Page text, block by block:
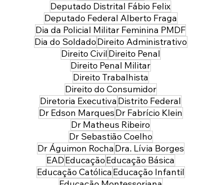
Deputado Distrital Fábio Felix
Deputado Federal Alberto Fraga
Dia da Policial Militar Feminina PMDF
Dia do SoldadoDireito Administrativo
Direito CivilDireito Penal
Direito Penal Militar
Direito Trabalhista
Direito do Consumidor
Diretoria ExecutivaDistrito Federal
Dr Edson MarquesDr Fabrício Klein
Dr Matheus Ribeiro
Dr Sebastião Coelho
Dr Águimon RochaDra. Lívia Borges
EADEducaçãoEducação Básica
Educação CatólicaEducação Infantil